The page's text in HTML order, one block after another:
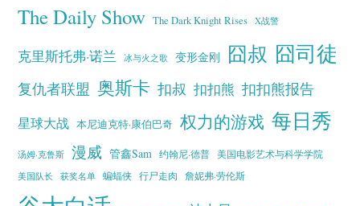
The Daily Show The Dark Knight Rises X战警
克里斯托弗·诺兰 冰与火之歌 变形金刚 囧叔 囧司徒
复仇者联盟 奥斯卡 扣叔 扣扣熊 扣扣熊报告
星球大战 本尼迪克特·康伯巴奇 权力的游戏 每日秀
汤姆·克鲁斯 漫威 管鑫Sam 约翰尼·德普
美国电影艺术与科学学院
美国队长
获奖名单 蝙蝠侠 行尸走肉 詹妮弗·劳伦斯